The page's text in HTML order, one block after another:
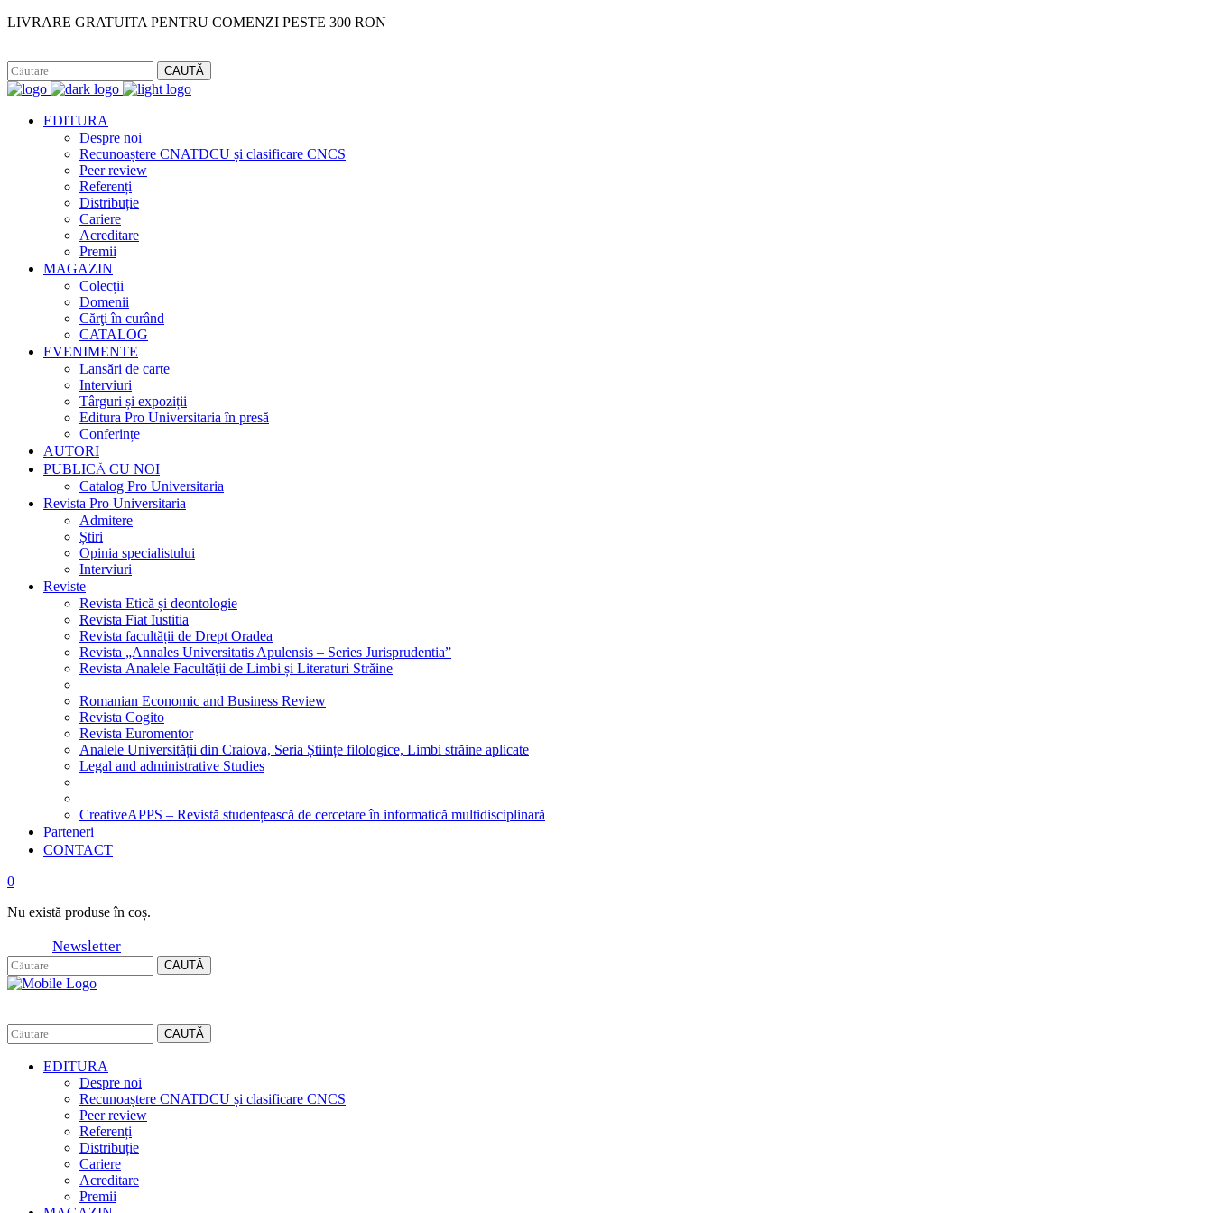
LIVRARE GRATUITA PENTRU COMENZI PESTE 300 RON
CAUTĂ
EDITURA
Despre noi
Recunoaștere CNATDCU și clasificare CNCS
Peer review
Referenți
Distribuție
Cariere
Acreditare
Premii
MAGAZIN
Colecții
Domenii
Cărţi în curând
CATALOG
EVENIMENTE
Lansări de carte
Interviuri
Târguri și expoziții
Editura Pro Universitaria în presă
Conferințe
AUTORI
PUBLICĂ CU NOI
Catalog Pro Universitaria
Revista Pro Universitaria
Admitere
Știri
Opinia specialistului
Interviuri
Reviste
Revista Etică și deontologie
Revista Fiat Iustitia
Revista facultății de Drept Oradea
Revista „Annales Universitatis Apulensis – Series Jurisprudentia”
Revista Analele Facultăţii de Limbi și Literaturi Străine
Romanian Economic and Business Review
Revista Cogito
Revista Euromentor
Analele Universității din Craiova, Seria Științe filologice, Limbi străine aplicate
Legal and administrative Studies
CreativeAPPS – Revistă studențească de cercetare în informatică multidisciplinară
Parteneri
CONTACT
0
Nu există produse în coș.
Newsletter
CAUTĂ
CAUTĂ
EDITURA
Despre noi
Recunoaștere CNATDCU și clasificare CNCS
Peer review
Referenți
Distribuție
Cariere
Acreditare
Premii